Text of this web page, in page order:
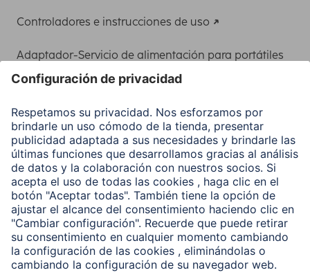
Controladores e instrucciones de uso
Adaptador-Servicio de alimentación para portátiles
Clientes online
Conviértete en distribuidor
Compañía
Historia de la empresa
Hama en todo el Mundo